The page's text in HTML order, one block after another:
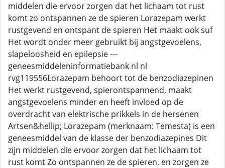
middelen die ervoor zorgen dat het lichaam tot rust
komt zo ontspannen ze de spieren Lorazepam werkt
rustgevend en ontspant de spieren Het maakt ook suf
Het wordt onder meer gebruikt bij angstgevoelens,
slapeloosheid en epilepsie ---
geneesmiddeleninformatiebank nl nl
rvg119556Lorazepam behoort tot de benzodiazepinen
Het werkt rustgevend, spierontspannend, maakt
angstgevoelens minder en heeft invloed op de
overdracht van elektrische prikkels in de hersenen
Artsen&hellip; Lorazepam (merknaam: Temesta) is een
geneesmiddel van de klasse der benzodiazepines Dit
zijn middelen die ervoor zorgen dat het lichaam tot
rust komt Zo ontspannen ze de spieren, en zorgen ze